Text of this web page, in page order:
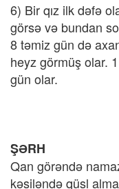
6) Bir qız ilk dəfə
görsə və bundan
8 təmiz gün də
heyz görmüş olar.
gün olar.
ŞƏRH
Qan görəndə
kəsiləndə qüsl